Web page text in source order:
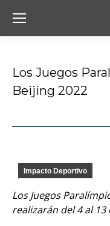
Los Juegos
Beijing 2022
Impacto Deportivo
Los Juegos
realizarán del 4 al 13